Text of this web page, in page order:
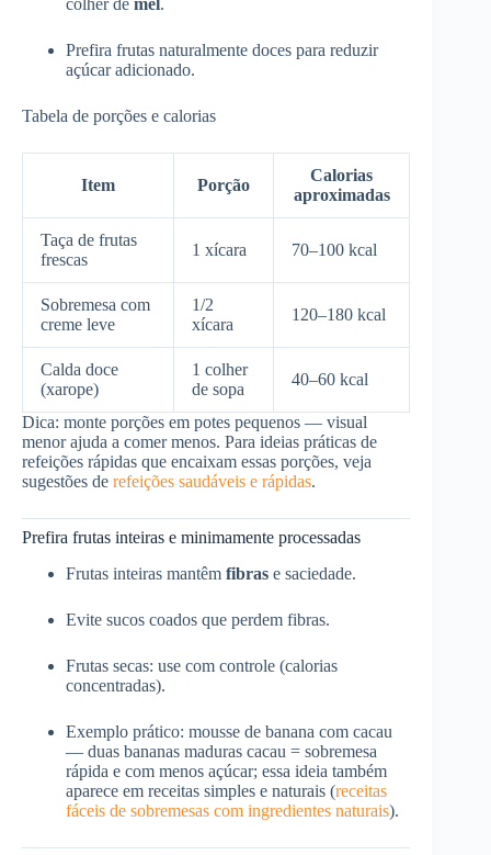
colher de mel .
Prefira frutas naturalmente doces para reduzir
açúcar adicionado.
Tabela de porções e calorias
Item Porção
Calorias
aproximadas
Taça de frutas
frescas
1 xícara 70–100 kcal
Sobremesa com
creme leve
1/2
xícara
120–180 kcal
Calda doce
(xarope)
1 colher
de sopa
40–60 kcal
Dica: monte porções em potes pequenos — visual
menor ajuda a comer menos. Para ideias práticas de
refeições rápidas que encaixam essas porções, veja
sugestões de refeições saudáveis e rápidas.
Prefira frutas inteiras e minimamente processadas
Frutas inteiras mantêm fibras e saciedade.
Evite sucos coados que perdem fibras.
Frutas secas: use com controle (calorias
concentradas).
Exemplo prático: mousse de banana com cacau
— duas bananas maduras cacau = sobremesa
rápida e com menos açúcar; essa ideia também
aparece em receitas simples e naturais (receitas
fáceis de sobremesas com ingredientes naturais).